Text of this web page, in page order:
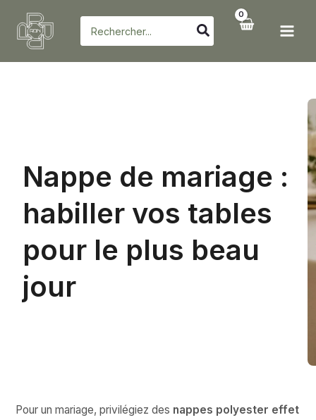
contenu
Nappe de mariage :
habiller vos tables
pour le plus beau
jour
Pour un mariage, privilégiez des nappes polyester effet